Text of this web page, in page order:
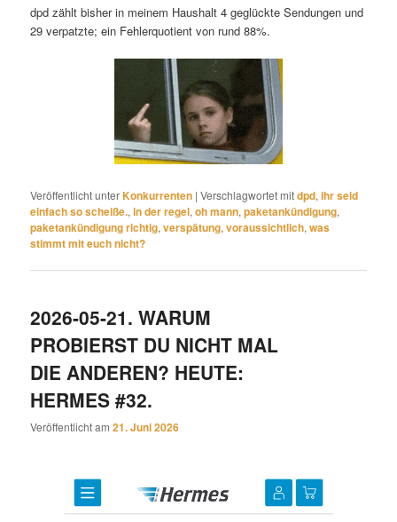
dpd zählt bisher in meinem Haushalt 4 geglückte Sendungen und
29 verpatzte; ein Fehlerquotient von rund 88%.
Veröffentlicht unterKonkurrenten |Verschlagwortet mitdpd,ihr seid
einfach so scheiße.,in der regel,oh mann,paketankündigung,
paketankündigung richtig,verspätung,voraussichtlich,was
stimmt mit euch nicht?
2026-05-21. WARUM
PROBIERST DU NICHT MAL
DIE ANDEREN? HEUTE:
HERMES #32.
Veröffentlicht am21. Juni 2026